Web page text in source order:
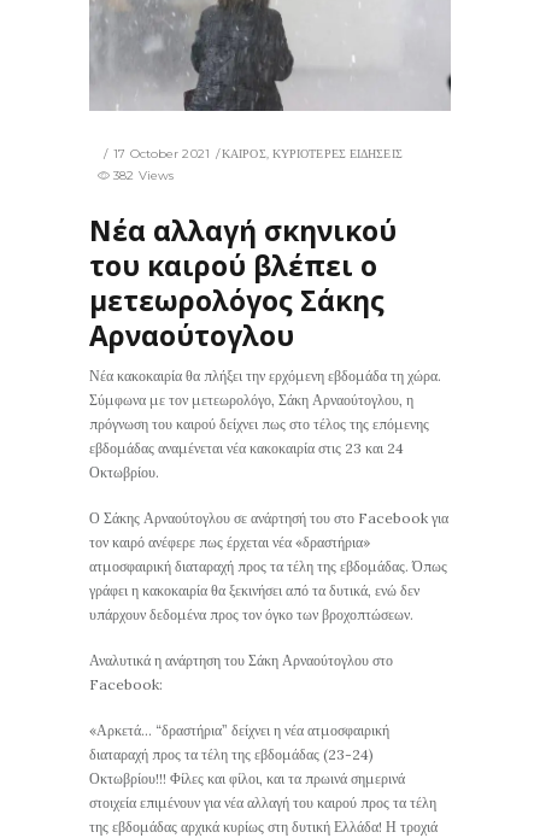
17 October 2021 ΚΑΙΡΟΣ, ΚΥΡΙΟΤΕΡΕΣ ΕΙΔΗΣΕΙΣ
382 Views
Νέα αλλαγή σκηνικού
του καιρού βλέπει ο
μετεωρολόγος Σάκης
Αρναούτογλου
Νέα κακοκαιρία θα πλήξει την ερχόμενη εβδομάδα τη χώρα.
Σύμφωνα με τον μετεωρολόγο, Σάκη Αρναούτογλου, η
πρόγνωση του καιρού δείχνει πως στο τέλος της επόμενης
εβδομάδας αναμένεται νέα κακοκαιρία στις 23 και 24
Οκτωβρίου.
Ο Σάκης Αρναούτογλου σε ανάρτησή του στο Facebook για
τον καιρό ανέφερε πως έρχεται νέα «δραστήρια»
ατμοσφαιρική διαταραχή προς τα τέλη της εβδομάδας. Όπως
γράφει η κακοκαιρία θα ξεκινήσει από τα δυτικά, ενώ δεν
υπάρχουν δεδομένα προς τον όγκο των βροχοπτώσεων.
Αναλυτικά η ανάρτηση του Σάκη Αρναούτογλου στο
Facebook:
«Αρκετά… “δραστήρια” δείχνει η νέα ατμοσφαιρική
διαταραχή προς τα τέλη της εβδομάδας (23-24)
Οκτωβρίου!!! Φίλες και φίλοι, και τα πρωινά σημερινά
στοιχεία επιμένουν για νέα αλλαγή του καιρού προς τα τέλη
της εβδομάδας αρχικά κυρίως στη δυτική Ελλάδα! Η τροχιά